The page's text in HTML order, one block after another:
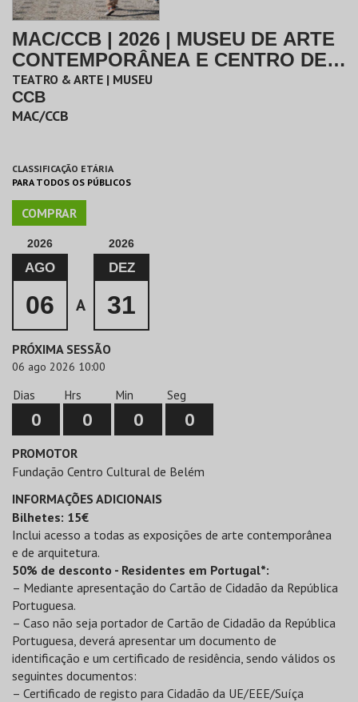
MAC/CCB | 2026 | MUSEU DE ARTE
CONTEMPORÂNEA E CENTRO DE
ARQUITETURA
TEATRO & ARTE | MUSEU
CCB
MAC/CCB
CLASSIFICAÇÃO ETÁRIA
PARA TODOS OS PÚBLICOS
COMPRAR
2026
AGO
06 A
2026
DEZ
31
PRÓXIMA SESSÃO
06 ago 2026 10:00
Dias
0
Hrs
0
Min
0
Seg
0
PROMOTOR
Fundação Centro Cultural de Belém
INFORMAÇÕES ADICIONAIS
Bilhetes: 15€
Inclui acesso a todas as exposições de arte contemporânea
e de arquitetura.
50% de desconto - Residentes em Portugal*:
– Mediante apresentação do Cartão de Cidadão da República
Portuguesa.
– Caso não seja portador de Cartão de Cidadão da República
Portuguesa, deverá apresentar um documento de
identificação e um certificado de residência, sendo válidos os
seguintes documentos:
– Certificado de registo para Cidadão da UE/EEE/Suíça